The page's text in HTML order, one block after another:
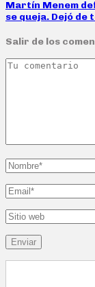
Martín Menem
se queja. Dejó de
Salir de los